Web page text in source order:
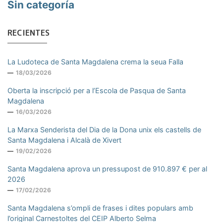
Sin categoría
RECIENTES
La Ludoteca de Santa Magdalena crema la seua Falla
18/03/2026
Oberta la inscripció per a l’Escola de Pasqua de Santa
Magdalena
16/03/2026
La Marxa Senderista del Dia de la Dona unix els castells de
Santa Magdalena i Alcalà de Xivert
19/02/2026
Santa Magdalena aprova un pressupost de 910.897 € per al
2026
17/02/2026
Santa Magdalena s’ompli de frases i dites populars amb
l’original Carnestoltes del CEIP Alberto Selma